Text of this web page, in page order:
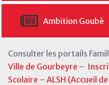
Ambition Goubè
Consulter les portails
Ville de Gourbeyre –
Scolaire – ALSH (Accueil